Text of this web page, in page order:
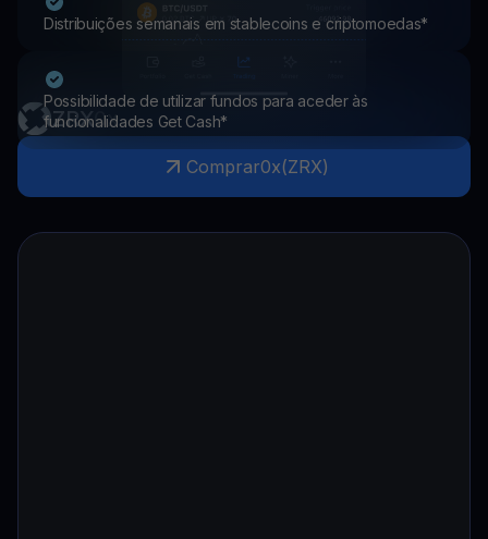
Distribuições semanais em stablecoins e criptomoedas*
Possibilidade de utilizar fundos para aceder às
funcionalidades Get Cash*
ZRX0x
Comprar0x(ZRX)